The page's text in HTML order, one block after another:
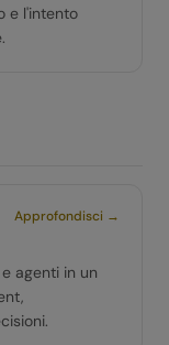
e l'intento
Approfondisci →
agenti in un